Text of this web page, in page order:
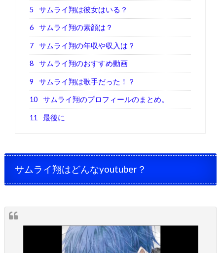
5 サムライ翔は彼女はいる？
6 サムライ翔の素顔は？
7 サムライ翔の年収や収入は？
8 サムライ翔のおすすめ動画
9 サムライ翔は歌手だった！？
10 サムライ翔のプロフィールのまとめ。
11 最後に
サムライ翔はどんなyoutuber？